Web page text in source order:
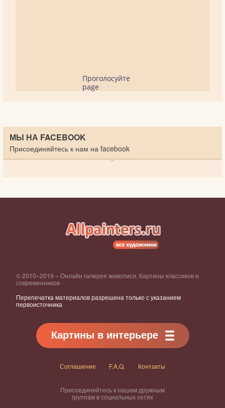
Проголосуйте
page
МЫ НА FACEBOOK
Присоединяйтесь к нам на facebook
© 2010–2019 – Онлайн галерея живописи. Картины классиков и
современников
Перепечатка материалов разрешена только с указанием
первоисточника
Картины в интерьере
Соглашение F.A.Q. Контакты
Присоединяйтесь к нашим дружным
группам в социальных сетях